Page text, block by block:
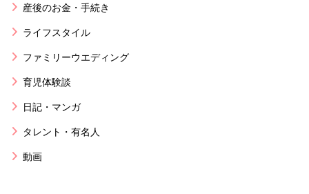
産後のお金・手続き
ライフスタイル
ファミリーウエディング
育児体験談
日記・マンガ
タレント・有名人
動画